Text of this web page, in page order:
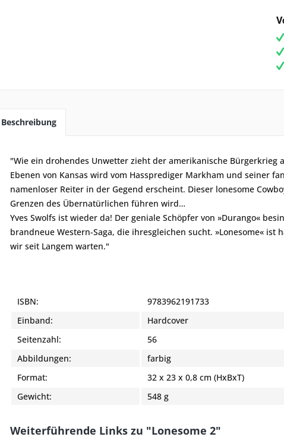
Beschreibung
"Wie ein drohendes Unwetter zieht der amerikanische Bürgerkrieg
Ebenen von Kansas wird vom Hassprediger Markham und seiner
namenloser Reiter in der Gegend erscheint. Dieser lonesome
Grenzen des Übernatürlichen führen wird…
Yves Swolfs ist wieder da! Der geniale Schöpfer von »Durango«
brandneue Western-Saga, die ihresgleichen sucht. »Lonesome«
wir seit Langem warten."
ISBN:
9783962191733
Einband:
Hardcover
Seitenzahl:
56
Abbildungen:
farbig
Format:
32 x 23 x 0,8 cm (HxBxT)
Gewicht:
548 g
Weiterführende Links zu "Lonesome 2"